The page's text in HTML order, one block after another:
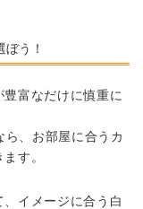
う！
富なだけに慎重に
、お部屋に合うカ
す。
イメージに合う白